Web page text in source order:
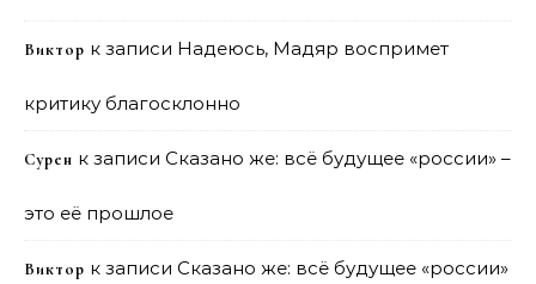
Виктор к записи Надеюсь, Мадяр воспримет
критику благосклонно
Сурен к записи Сказано же: всё будущее «россии» –
это её прошлое
Виктор к записи Сказано же: всё будущее «россии»